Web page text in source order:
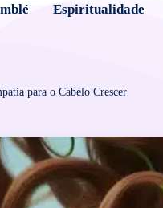
Espiritualidade
para o Cabelo Crescer